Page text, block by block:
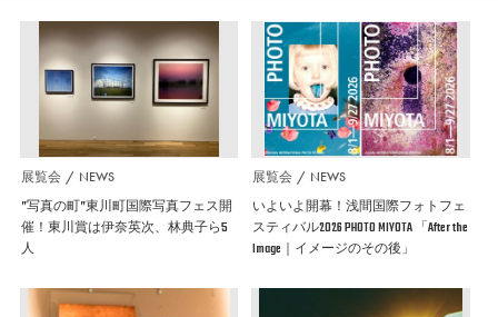
展覧会 NEWS
”写真の町”東川町国際写真フェス開
催！東川賞は伊奈英次、林典子ら5
人
展覧会 NEWS
いよいよ開幕！浅間国際フォトフェ
スティバル2026 PHOTO MIYOTA 「After the
Image｜イメージのその後」